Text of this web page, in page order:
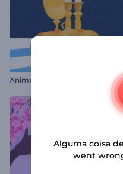
Animações de Shabbat Shalom
Alguma coisa
went